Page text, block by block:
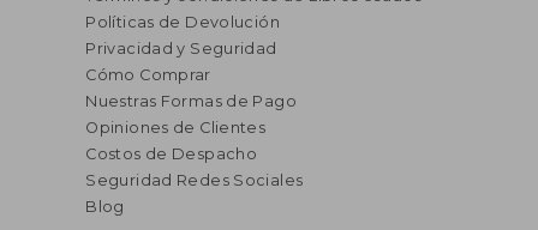
Políticas de Devolución
Privacidad y Seguridad
Cómo Comprar
Nuestras Formas de Pago
Opiniones de Clientes
Costos de Despacho
Seguridad Redes Sociales
Blog